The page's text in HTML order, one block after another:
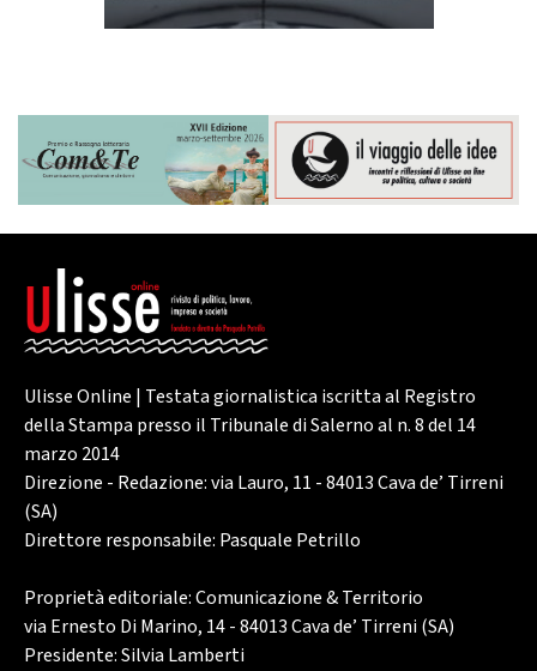
Ulisse Online | Testata giornalistica iscritta al Registro
della Stampa presso il Tribunale di Salerno al n. 8 del 14
marzo 2014
Direzione - Redazione: via Lauro, 11 - 84013 Cava de’ Tirreni
(SA)
Direttore responsabile: Pasquale Petrillo
Proprietà editoriale: Comunicazione & Territorio
via Ernesto Di Marino, 14 - 84013 Cava de’ Tirreni (SA)
Presidente: Silvia Lamberti